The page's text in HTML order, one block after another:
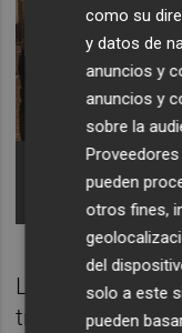
Varias personas
paso de la
Valencia -Foto:
La edil ha
trabajado de
como su
y datos de
anuncios y
anuncios y
sobre la
pueden
otros fines,
del
solo a este
pueden